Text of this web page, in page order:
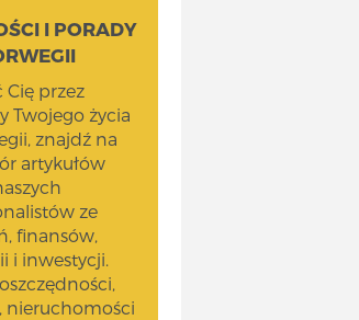
I PORADY
przez
Twojego życia
znajdź na
artykułów
ze
finansów,
i inwestycji.
nieruchomości